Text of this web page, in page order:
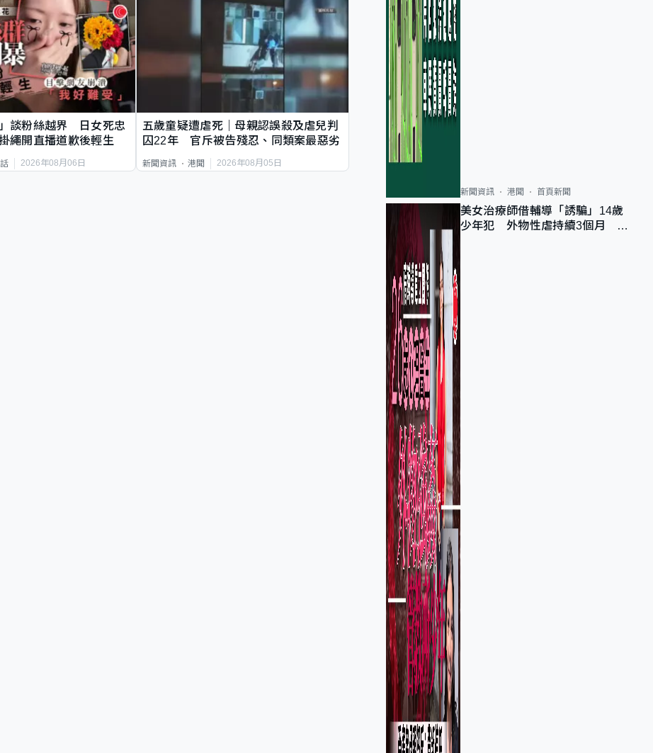
談粉絲越界 日女死忠
繩開直播道歉後輕生
2026年08月06日
五歲童疑遭虐死｜母親認誤殺及虐兒判
囚22年 官斥被告殘忍、同類案最惡劣
新聞資訊 港聞 2026年08月05日
新聞資訊 港聞 首頁新聞
美女治療師借輔導「誘騙」14歲
少年犯 外物性虐持續3個月 受